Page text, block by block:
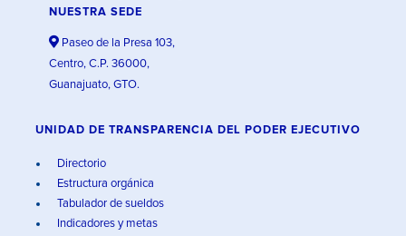
NUESTRA SEDE
Paseo de la Presa 103,
Centro, C.P. 36000,
Guanajuato, GTO.
UNIDAD DE TRANSPARENCIA DEL PODER EJECUTIVO
Directorio
Estructura orgánica
Tabulador de sueldos
Indicadores y metas